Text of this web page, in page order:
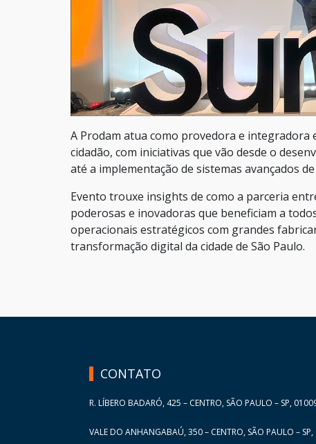
A Prodam atua como provedora e integradora
cidadão, com iniciativas que vão desde o
até a implementação de sistemas avançados
Evento trouxe insights de como a parceria
poderosas e inovadoras que beneficiam a
operacionais estratégicos com grandes
transformação digital da cidade de São Paulo.
CONTATO
R. LÍBERO BADARÓ, 425 – CENTRO, SÃO PAULO – SP,
VALE DO ANHANGABAÚ, 350 – CENTRO, SÃO PAULO –